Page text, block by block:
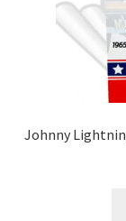
Johnny